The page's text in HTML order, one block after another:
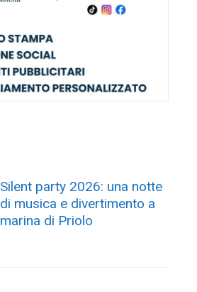
Silent party 2026: una notte
di musica e divertimento a
marina di Priolo